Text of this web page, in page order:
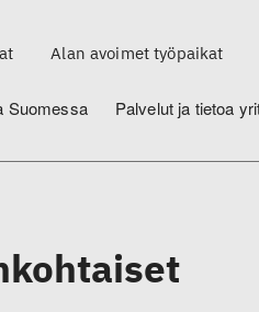
Alan avoimet työpaikat
Suomessa Palvelut ja tietoa